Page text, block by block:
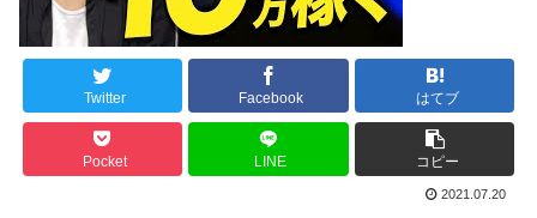
Twitter Facebook はてブ
Pocket LINE コピー
2021.07.20